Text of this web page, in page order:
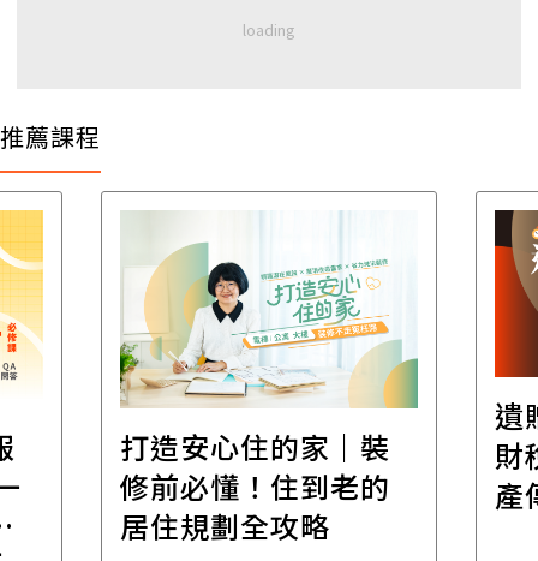
推薦課程
打造安心住的家｜裝
修前必懂！住到老的
居住規劃全攻略
遺
財
產